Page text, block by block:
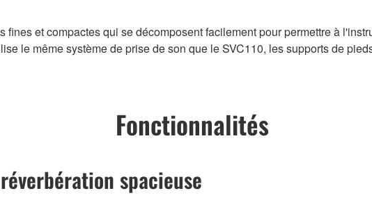
et compactes qui se décomposent facilement pour permettre à
le même système de prise de son que le SVC110, les supports de
Fonctionnalités
spacieuse